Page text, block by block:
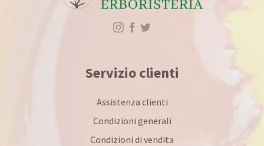
Servizio clienti
Assistenza clienti
Condizioni generali
Condizioni di vendita